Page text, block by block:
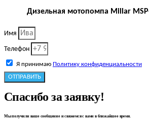
Дизельная мотопомпа Millar
Имя
Телефон
Я принимаю Политику конфиденциальности
ОТПРАВИТЬ
Спасибо за заявку!
Мы получили ваше сообщение и свяжемся с вами в ближайшее время.